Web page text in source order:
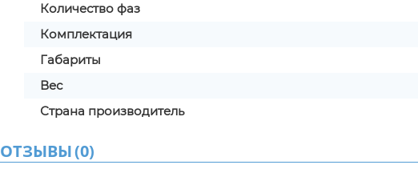
Количество фаз
Комплектация
Габариты
Вес
Страна производитель
ОТЗЫВЫ(0)